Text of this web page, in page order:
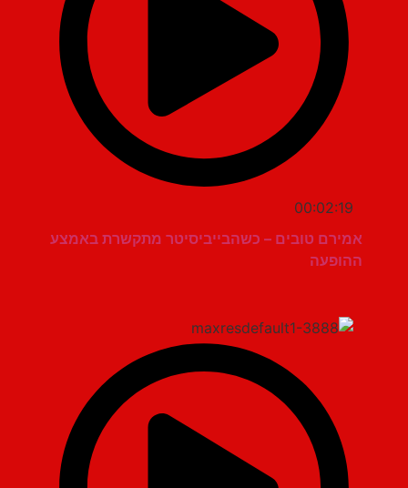
00:02:19
אמירם טובים – כשהבייביסיטר מתקשרת באמצע
ההופעה